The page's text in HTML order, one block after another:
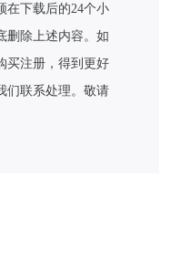
在下载后的24个小
删除上述内容。如
买注册，得到更好
们联系处理。敬请